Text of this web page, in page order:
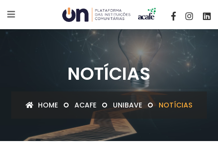
NOTÍCIAS
HOME ACAFE UNIBAVE NOTÍCIAS